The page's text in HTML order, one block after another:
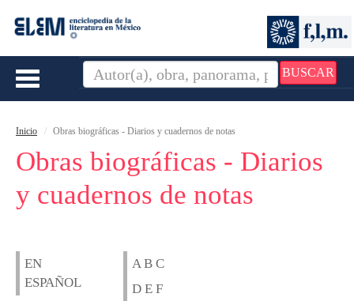
BUSCAR
Toggle
Inicio Obras biográficas - Diarios y cuadernos de notas
Obras biográficas - Diarios
y cuadernos de notas
EN
ESPAÑOL
A B C
D E F